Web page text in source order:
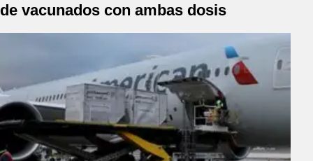
de vacunados con ambas dosis